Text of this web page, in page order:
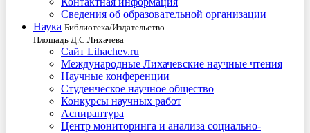
Сведения об образовательной организации
Наука Библиотека/Издательство
Площадь Д.С.Лихачева
Сайт Lihachev.ru
Международные Лихачевские научные чтения
Научные конференции
Студенческое научное общество
Конкурсы научных работ
Аспирантура
Центр мониторинга и анализа социально-